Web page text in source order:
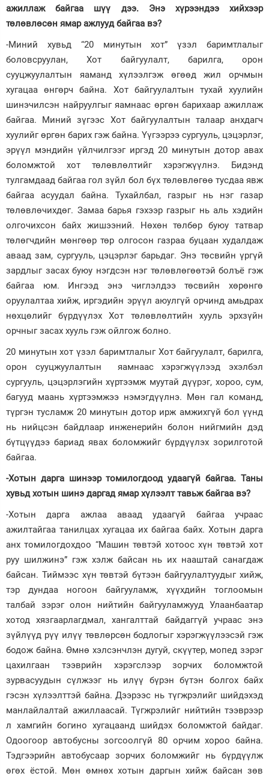
ажиллаж байгаа шүү дээ. Энэ хүрээндээ хийхээр
төлөвлөсөн ямар ажлууд байгаа вэ?
-Миний хувьд “20 минутын хот” үзэл баримтлалыг
боловсруулан, Хот байгуулалт, барилга, орон
сууцжуулалтын яаманд хүлээлгэж өгөөд жил орчмын
хугацаа өнгөрч байна. Хот байгуулалтын тухай хуулийн
шинэчилсэн найруулгыг яамнаас өргөн барихаар ажиллаж
байгаа. Миний зүгээс Хот байгуулалтын талаар анхдагч
хуулийг өргөн барих гэж байна. Үүгээрээ сургууль, цэцэрлэг,
эрүүл мэндийн үйлчилгээг иргэд 20 минутын дотор авах
боломжтой хот төлөвлөлтийг хэрэгжүүлнэ. Бидэнд
тулгамдаад байгаа гол зүйл бол бүх төлөвлөгөө тусдаа явж
байгаа асуудал байна. Тухайлбал, газрыг нь нэг газар
төлөвлөчихдөг. Замаа барья гэхээр газрыг нь аль хэдийн
олгочихсон байх жишээний. Нөхөн төлбөр буюу татвар
төлөгчдийн мөнгөөр төр олгосон газраа буцаан худалдаж
аваад зам, сургууль, цэцэрлэг барьдаг. Энэ төсвийн үргүй
зардлыг засах буюу нэгдсэн нэг төлөвлөгөөтэй болъё гэж
байгаа юм. Ингээд энэ чиглэлдээ төсвийн хөрөнгө
оруулалтаа хийж, иргэдийн эрүүл аюулгүй орчинд амьдрах
нөхцөлийг бүрдүүлэх Хот төлөвлөлтийн хууль эрхзүйн
орчныг засах хууль гэж ойлгож болно.
20 минутын хот үзэл баримтлалыг Хот байгуулалт, барилга,
орон сууцжуулалтын яамнаас хэрэгжүүлээд эхэлбэл
сургууль, цэцэрлэгийн хүртээмж муутай дүүрэг, хороо, сум,
багууд маань хүртээмжээ нэмэгдүүлнэ. Мөн гал команд,
түргэн тусламж 20 минутын дотор ирж амжихгүй бол үүнд
нь нийцсэн байдлаар инженерийн болон нийгмийн дэд
бүтцүүдээ бариад явах боломжийг бүрдүүлэх зорилготой
байгаа.
-Хотын дарга шинээр томилогдоод удаагүй байгаа. Таны
хувьд хотын шинэ даргад ямар хүлээлт тавьж байгаа вэ?
-Хотын дарга ажлаа аваад удаагүй байгаа учраас
ажилтайгаа танилцах хугацаа их байгаа байх. Хотын дарга
анх томилогдохдоо “Машин төвтэй хотоос хүн төвтэй хот
руу шилжинэ” гэж хэлж байсан нь их нааштай санагдаж
байсан. Тиймээс хүн төвтэй бүтээн байгуулалтуудыг хийж,
тэр дундаа ногоон байгууламж, хүүхдийн тоглоомын
талбай зэрэг олон нийтийн байгууламжууд Улаанбаатар
хотод хязгаарлагдмал, хангалттай байдаггүй учраас энэ
зүйлүүд рүү илүү төвлөрсөн бодлогыг хэрэгжүүлээсэй гэж
бодож байна. Өмнө хэлсэнчлэн дугуй, скүүтер, мопед зэрэг
цахилгаан тээврийн хэрэгслээр зорчих боломжтой
зурвасуудын сүлжээг нь илүү бүрэн бүтэн болгох байх
гэсэн хүлээлттэй байна. Дээрээс нь түгжрэлийг шийдэхэд
манлайлалтай ажиллаасай. Түгжрэлийг нийтийн тээврээр
л хамгийн богино хугацаанд шийдэх боломжтой байдаг.
Одоогоор автобусны зогсоолгүй 80 орчим хороо байна.
Тэдгээрийн автобусаар зорчих боломжийг нь бүрдүүлж
өгөх ёстой. Мөн өмнөх хотын даргын хийж байсан зөв